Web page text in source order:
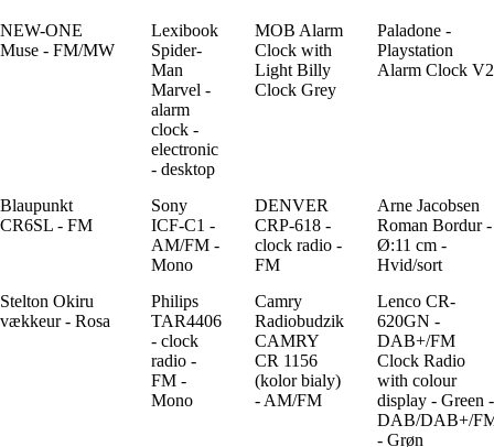
NEW-ONE
Muse - FM/MW
Lexibook
Spider-
Man
Marvel -
alarm
clock -
electronic
- desktop
MOB Alarm
Clock with
Light Billy
Clock Grey
Paladone -
Playstation
Alarm Clock V2
Blaupunkt
CR6SL - FM
Sony
ICF-C1 -
AM/FM -
Mono
DENVER
CRP-618 -
clock radio -
FM
Arne Jacobsen
Roman Bordur -
Ø:11 cm -
Hvid/sort
Stelton Okiru
vækkeur - Rosa
Philips
TAR4406
- clock
radio -
FM -
Mono
Camry
Radiobudzik
CAMRY
CR 1156
(kolor bialy)
- AM/FM
Lenco CR-
620GN -
DAB+/FM
Clock Radio
with colour
display - Green -
DAB/DAB+/
- Grøn